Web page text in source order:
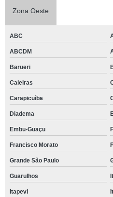
Zona Oeste
ABC
ABCDM
Barueri
Caieiras
Carapicuíba
Diadema
Embu-Guaçu
Francisco Morato
Grande São Paulo
Guarulhos
Itapevi